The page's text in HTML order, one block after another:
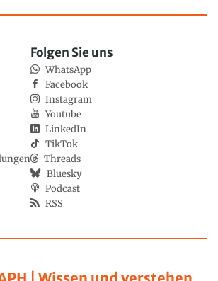
Folgen Sie uns
WhatsApp
Facebook
Instagram
Youtube
LinkedIn
TikTok
Threads
Bluesky
Podcast
RSS